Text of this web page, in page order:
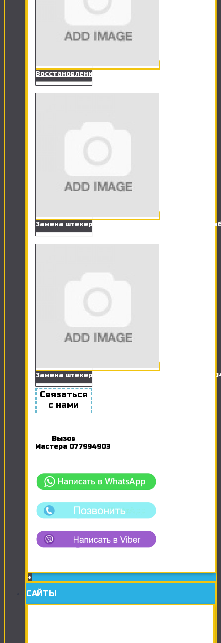
Восстановления данных (Флешки, HDD)
Замена штекера RJ-11 на разъем телефонного
Замена штекера сетевого кабеля (Витая пара
Связаться
с нами
Вызов
Мастера 077994903
+
САЙТЫ